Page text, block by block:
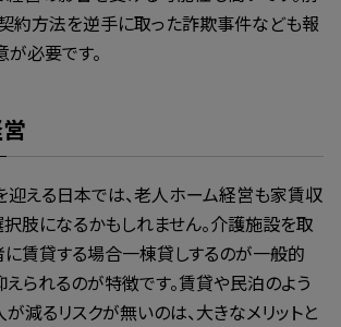
約方法を逆手に取った詐欺事件なども報
が必要です。
える日本では、老人ホーム経営も家賃収
肢になるかもしれません。介護施設を取
賃貸する場合一棟貸しするのが一般的
えられるのが特徴です。賃貸や民泊のよう
減るリスクが無いのは、大きなメリットと